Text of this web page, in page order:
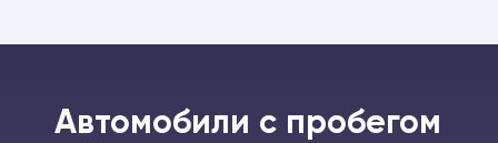
Автомобили c пробегом